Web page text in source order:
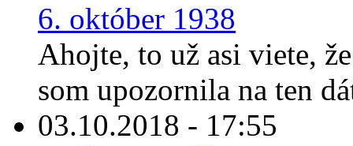
6. október 1938
Ahojte, to už asi viete,
som upozornila na ten
03.10.2018 - 17:55